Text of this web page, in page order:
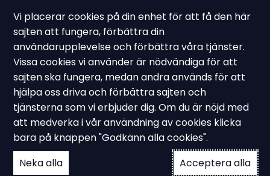
Ampiro utbildning
Utbildning ISO 9001 & ISO
14001
Lär er förstå och tolka standarderna ISO 9001 och ISO
Vi placerar cookies på din enhet för att få den här
sajten att fungera, förbättra din
användarupplevelse och förbättra våra tjänster.
Vissa cookies vi använder är nödvändiga för att
sajten ska fungera, medan andra används för att
hjälpa oss driva och förbättra sajten och
tjänsterna som vi erbjuder dig. Om du är nöjd med
att medverka i vår användning av cookies klicka
bara på knappen "Godkänn alla cookies".
Acceptera alla
Neka alla